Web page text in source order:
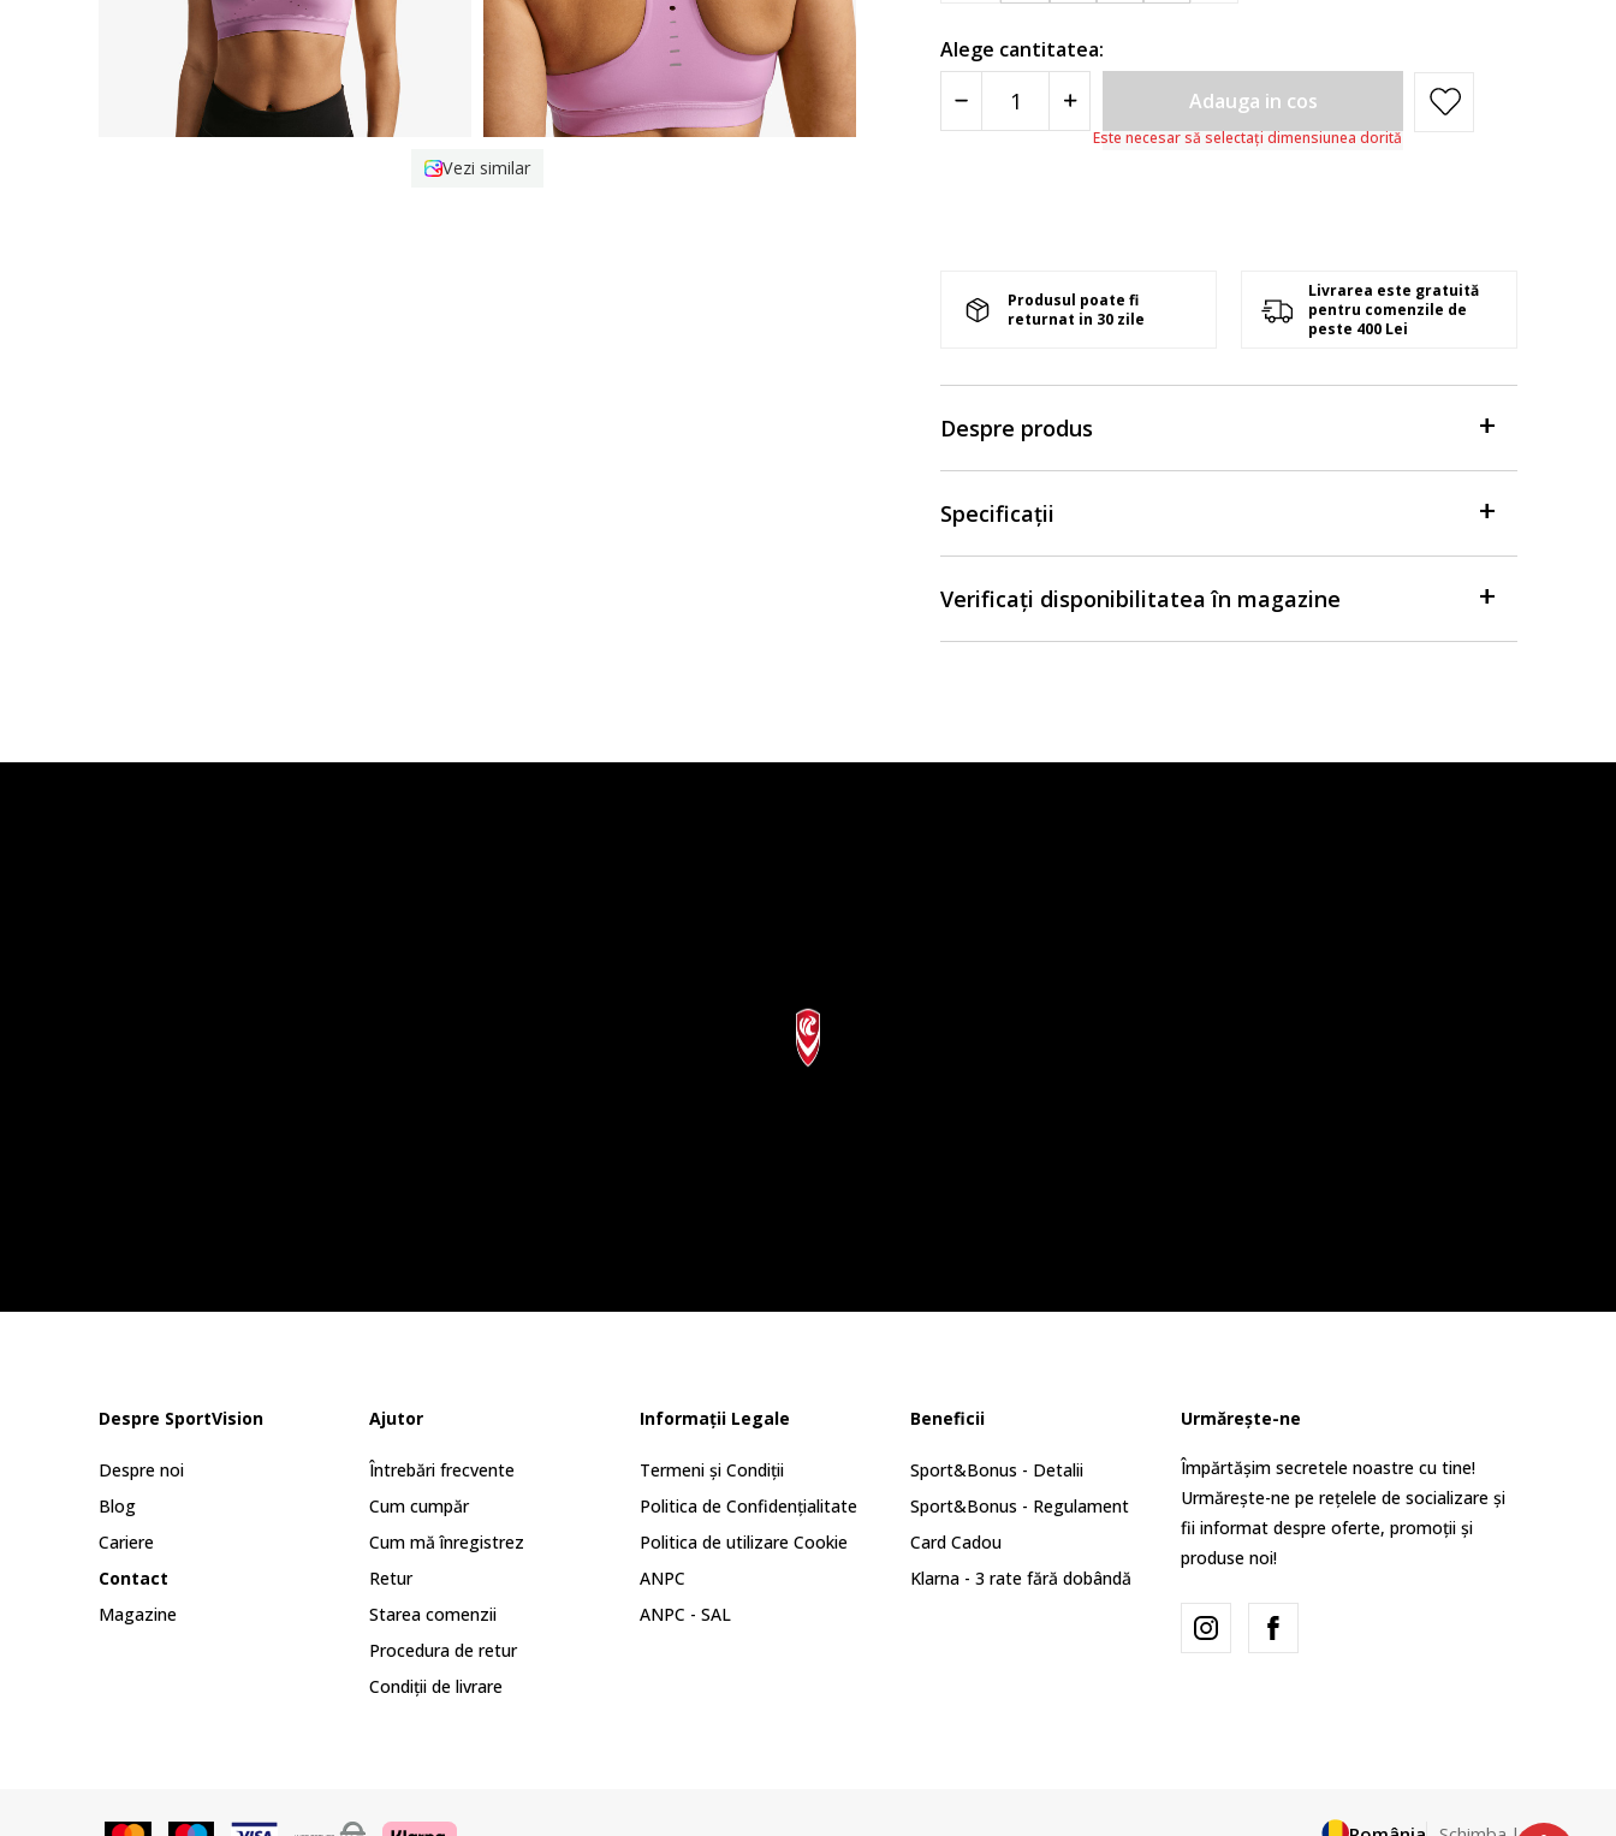
Vezi similar
Alege cantitatea:
Adauga in cos
Este necesar să selectați dimensiunea dorită
Produsul poate fi
returnat in 30 zile
Livrarea este gratuită
pentru comenzile de
peste 400 Lei
Despre produs
Specificații
Verificați disponibilitatea în magazine
Despre SportVision
Despre noi
Blog
Cariere
Contact
Magazine
Ajutor
Întrebări frecvente
Cum cumpăr
Cum mă înregistrez
Retur
Starea comenzii
Procedura de retur
Condiții de livrare
Informații Legale
Termeni și Condiții
Politica de Confidențialitate
Politica de utilizare Cookie
ANPC
ANPC - SAL
Beneficii
Sport&Bonus - Detalii
Sport&Bonus - Regulament
Card Cadou
Klarna - 3 rate fără dobândă
Urmărește-ne
Împărtășim secretele noastre cu tine!
Urmărește-ne pe rețelele de socializare și
fii informat despre oferte, promoții și
produse noi!